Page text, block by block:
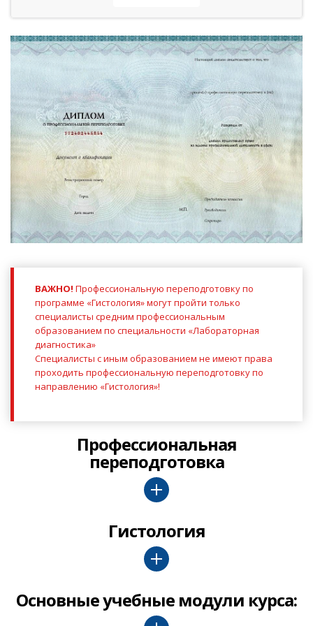
ВАЖНО! Профессиональную переподготовку по
программе «Гистология» могут пройти только
специалисты средним профессиональным
образованием по специальности «Лабораторная
диагностика»
Специалисты с иным образованием не имеют права
проходить профессиональную переподготовку по
направлению «Гистология»!
Профессиональная
переподготовка
Гистология
Основные учебные модули курса: